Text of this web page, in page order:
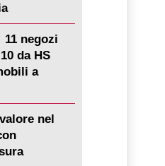
11 negozi
da HS
a
nel